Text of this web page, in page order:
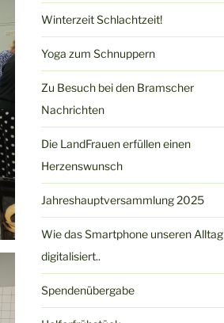
Winterzeit Schlachtzeit!
Yoga zum Schnuppern
Zu Besuch bei den Bramscher
Nachrichten
Die LandFrauen erfüllen einen
Herzenswunsch
Jahreshauptversammlung 2025
Wie das Smartphone unseren Alltag
digitalisiert..
Spendenübergabe